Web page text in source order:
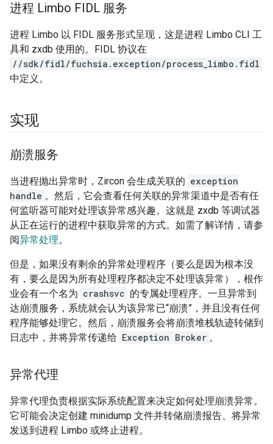
进程 Limbo FIDL 服务
进程 Limbo 以 FIDL 服务形式呈现，这是进程 Limbo CLI 工
具和 zxdb 使用的。FIDL 协议在
//sdk/fidl/fuchsia.exception/process_limbo.fidl
中定义。
实现
崩溃服务
当进程抛出异常时，Zircon 会生成关联的 exception
handle 。然后，它会查看任何关联的异常渠道中是否有任
何监听器可能对处理该异常感兴趣。这就是 zxdb 等调试器
从正在运行的进程中获取异常的方式。如需了解详情，请参
阅异常处理。
但是，如果没有剩余的异常处理程序（要么是因为根本没
有，要么是因为所有处理程序都决定不处理该异常），根作
业会有一个名为 crashsvc 的专属处理程序。一旦异常到
达崩溃服务，系统就会认为该异常已“崩溃”，并且没有任何
程序能够处理它。然后，崩溃服务会将崩溃堆栈轨迹转储到
日志中，并将异常传递给 Exception Broker 。
异常代理
异常代理负责根据实际系统配置来决定如何处理崩溃异常。
它可能会决定创建 minidump 文件并转储崩溃报告、将异常
发送到进程 Limbo 或终止进程。